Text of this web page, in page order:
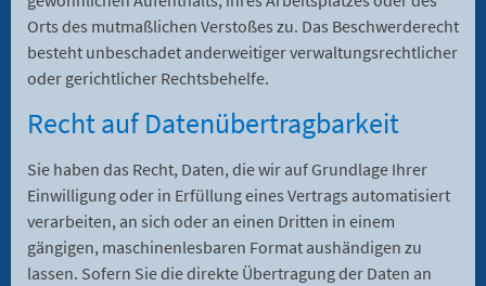
Orts des mutmaßlichen Verstoßes zu. Das Beschwerderecht
besteht unbeschadet anderweitiger verwaltungsrechtlicher
oder gerichtlicher Rechtsbehelfe.
Recht auf Daten­übertrag­barkeit
Sie haben das Recht, Daten, die wir auf Grundlage Ihrer
Einwilligung oder in Erfüllung eines Vertrags automatisiert
verarbeiten, an sich oder an einen Dritten in einem
gängigen, maschinenlesbaren Format aushändigen zu
lassen. Sofern Sie die direkte Übertragung der Daten an